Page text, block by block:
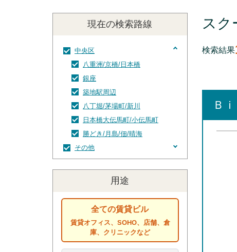
現在の検索路線
中央区
八重洲/京橋/日本橋
銀座
築地駅周辺
八丁堀/茅場町/新川
日本橋大伝馬町/小伝馬町
勝どき/月島/佃/晴海
その他
江東区
用途
全ての賃貸ビル
賃貸オフィス、SOHO、店舗、倉
庫、クリニックなど
スク
検索結果
Ｂ